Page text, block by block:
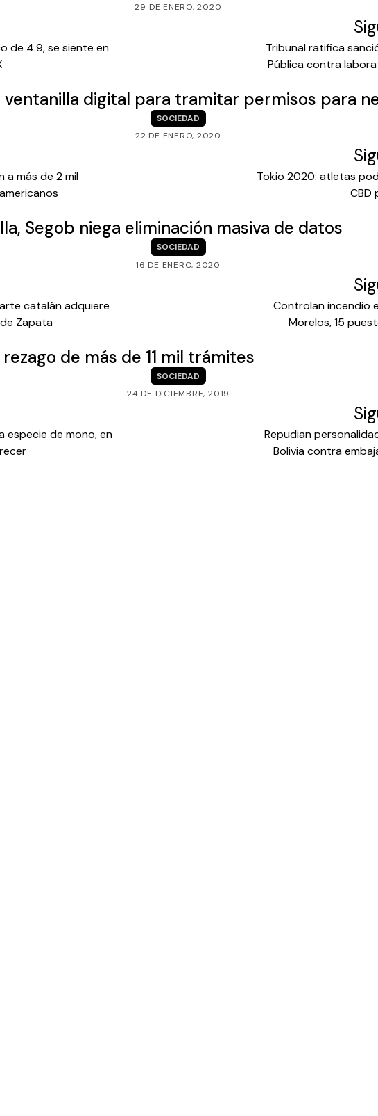
29 DE ENERO, 2020
de 4.9, se siente en
Tribunal ratifica
Pública contra
ventanilla digital para tramitar permisos para
SOCIEDAD
22 DE ENERO, 2020
a más de 2 mil
Tokio 2020: atletas
CBD
Segob niega eliminación masiva de datos
SOCIEDAD
16 DE ENERO, 2020
catalán adquiere
Zapata
Controlan incendio
Morelos, 15
rezago de más de 11 mil trámites
SOCIEDAD
24 DE DICIEMBRE, 2019
especie de mono, en
Repudian
Bolivia contra